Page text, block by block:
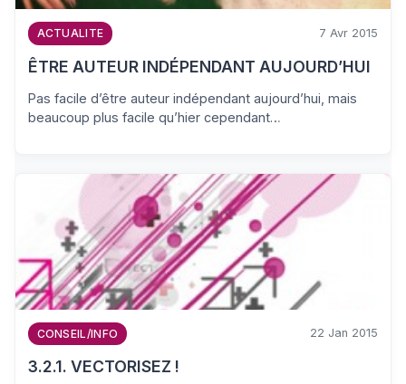
ACTUALITE 7 Avr 2015
ÊTRE AUTEUR INDÉPENDANT AUJOURD’HUI
Pas facile d’être auteur indépendant aujourd’hui, mais
beaucoup plus facile qu’hier cependant…
CONSEIL/INFO 22 Jan 2015
3.2.1. VECTORISEZ !